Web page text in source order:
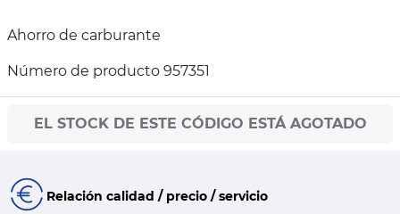
Ahorro de carburante
Número de producto 957351
EL STOCK DE ESTE CÓDIGO ESTÁ AGOTADO
Relación calidad / precio / servicio